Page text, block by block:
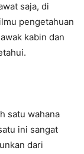
saja, di
pengetahuan
kabin dan
satu wahana
ini sangat
dari